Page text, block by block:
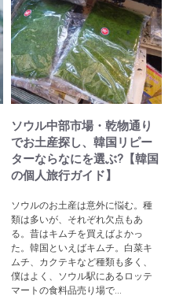
ソウル中部市場・乾物通り
でお土産探し、韓国リピー
ターならなにを選ぶ?【韓国
の個人旅行ガイド】
ソウルのお土産は意外に悩む。種
類は多いが、それぞれ欠点もあ
る。昔はキムチを買えばよかっ
た。韓国といえばキムチ。白菜キ
ムチ、カクテキなど種類も多く、
僕はよく、ソウル駅にあるロッテ
マートの食料品売り場で...